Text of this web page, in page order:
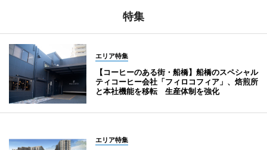
特集
エリア特集
【コーヒーのある街・船橋】船橋のスペシャル
ティコーヒー会社「フィロコフィア」、焙煎所
と本社機能を移転 生産体制を強化
エリア特集